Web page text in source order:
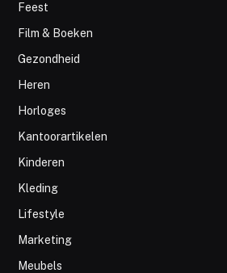
Feest
Film & Boeken
Gezondheid
Heren
Horloges
Kantoorartikelen
Kinderen
Kleding
Lifestyle
Marketing
Meubels